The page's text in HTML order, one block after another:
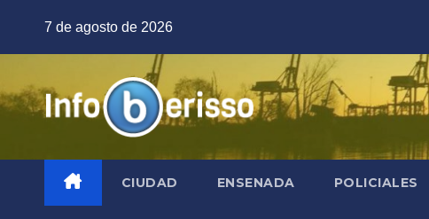
7 de agosto de 2026
CIUDAD ENSENADA POLICIALES